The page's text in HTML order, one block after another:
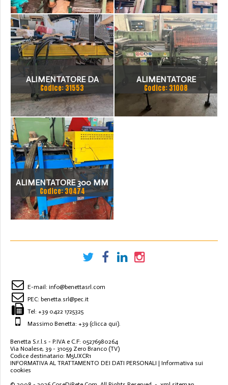
ALIMENTATORE E ASPO
ALIMENTATORE E ASPO
ALIMENTATORE DA
500MM
Codice: 31553
ALIMENTATORE
PNEUMATICO IRON ANNO
2002
Codice: 31008
ALIMENTATORE 300 MM
Codice: 30474
E-mail: info@benettasrl.com
PEC: benetta.srl@pec.it
Tel: +39 0422 1725325
Massimo Benetta: +39 (clicca qui).
Benetta S.r.l.s - P.IVA e C.F: 05276980264
Via Noalese, 39 - 31059 Zero Branco (TV)
Codice destinatario: M5UXCR1
INFORMATIVA AL TRATTAMENTO DEI DATI PERSONALI | Informativa sui
cookies